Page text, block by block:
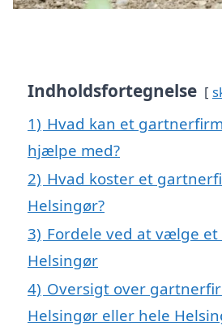
Indholdsfortegnelse
1) Hvad kan et
hjælpe med?
2) Hvad koster et
Helsingør?
3) Fordele ved at vælge
Helsingør
4) Oversigt over
Helsingør eller hele